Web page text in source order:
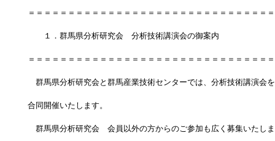
＝＝＝＝＝＝＝＝＝＝＝＝＝＝＝＝＝＝＝＝＝＝＝＝＝＝＝＝＝＝
１．群馬県分析研究会　分析技術講演会の御案内
＝＝＝＝＝＝＝＝＝＝＝＝＝＝＝＝＝＝＝＝＝＝＝＝＝＝＝＝＝＝
群馬県分析研究会と群馬産業技術センターでは、分析技術講演会
合同開催いたします。
群馬県分析研究会　会員以外の方からのご参加も広く募集いたし